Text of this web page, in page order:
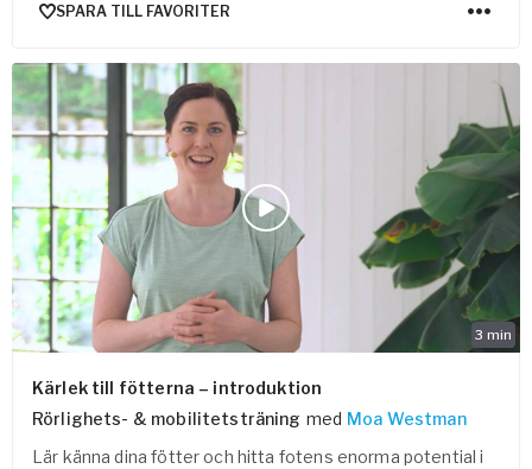
SPARA TILL FAVORITER
3 min
Kärlek till fötterna – introduktion
Rörlighets- & mobilitetsträning med Moa Westman
Lär känna dina fötter och hitta fotens enorma potential i